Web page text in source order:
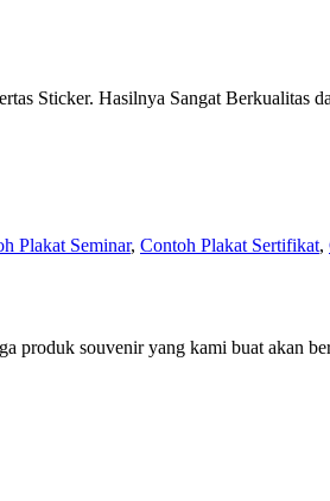
Hasilnya Sangat Berkualitas
Plakat Seminar, Contoh Plakat Sertifikat,
produk souvenir yang kami buat akan